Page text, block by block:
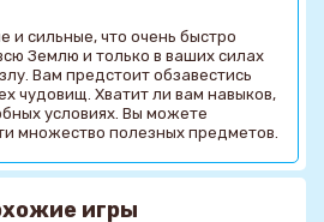
и сильные, что очень быстро
Землю и только в ваших силах
Вам предстоит обзавестись
чудовищ. Хватит ли вам навыков,
условиях. Вы можете
множество полезных предметов.
игры